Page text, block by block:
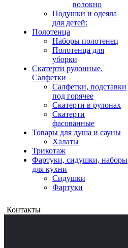
волокно
Подушки и одеяла
для детей:
Полотенца
Наборы полотенец
Полотенца для
уборки
Скатерти рулонные.
Салфетки
Салфетки, подставки
под горячее
Скатерти в рулонах
Скатерти
фасованные
Товары для душа и сауны
Халаты
Трикотаж
Фартуки, сидушки, наборы
для кухни
Сидушки
Фартуки
Контакты